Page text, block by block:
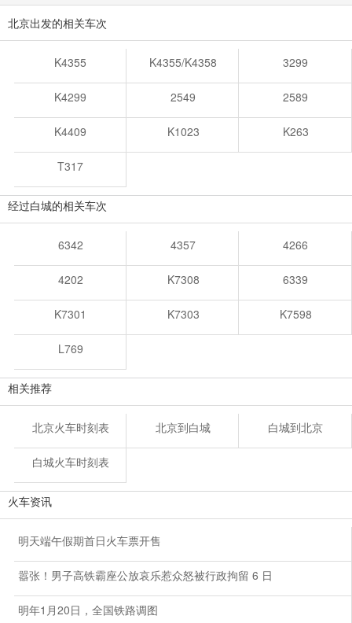
北京出发的相关车次
K4355 K4355/K4358 3299
K4299 2549 2589
K4409 K1023 K263
T317
经过白城的相关车次
6342 4357 4266
4202 K7308 6339
K7301 K7303 K7598
L769
相关推荐
北京火车时刻表 北京到白城 白城到北京
白城火车时刻表
火车资讯
明天端午假期首日火车票开售
嚣张！男子高铁霸座公放哀乐惹众怒被行政拘留 6 日
明年1月20日，全国铁路调图